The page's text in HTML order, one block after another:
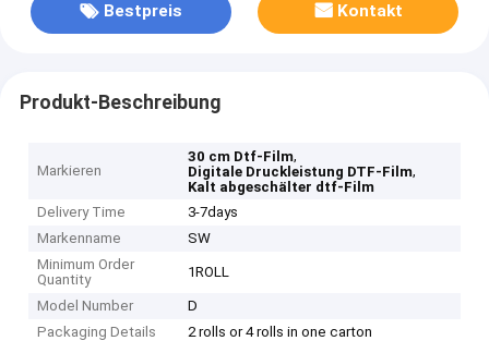
Bestpreis Kontakt
Produkt-Beschreibung
Markieren
30 cm Dtf-Film,
Digitale Druckleistung DTF-Film,
Kalt abgeschälter dtf-Film
Delivery Time
3-7days
Markenname
SW
Minimum Order
Quantity
1ROLL
Model Number
D
Packaging Details
2 rolls or 4 rolls in one carton